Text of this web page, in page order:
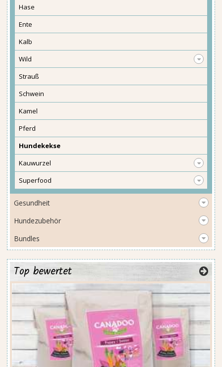
Hase
Ente
Kalb
Wild
Strauß
Schwein
Kamel
Pferd
Hundekekse
Kauwurzel
Superfood
Gesundheit
Hundezubehör
Bundles
Top bewertet